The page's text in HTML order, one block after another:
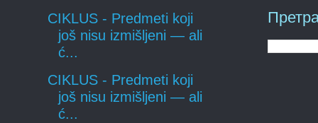
CIKLUS - Predmeti koji
još nisu izmišljeni — ali
ć...
CIKLUS - Predmeti koji
još nisu izmišljeni — ali
ć...